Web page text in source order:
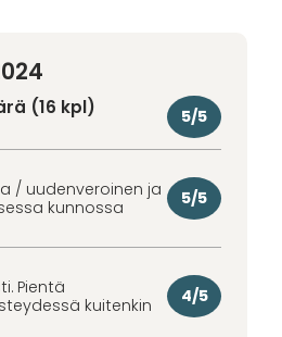
(16 kpl) 5/5
/ uudenveroinen ja
kunnossa
5/5
Pientä
kuitenkin
4/5